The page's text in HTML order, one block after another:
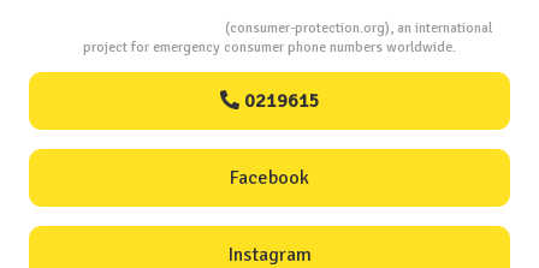
(consumer-protection.org), an international
project for emergency consumer phone numbers worldwide.
0219615
Facebook
Instagram